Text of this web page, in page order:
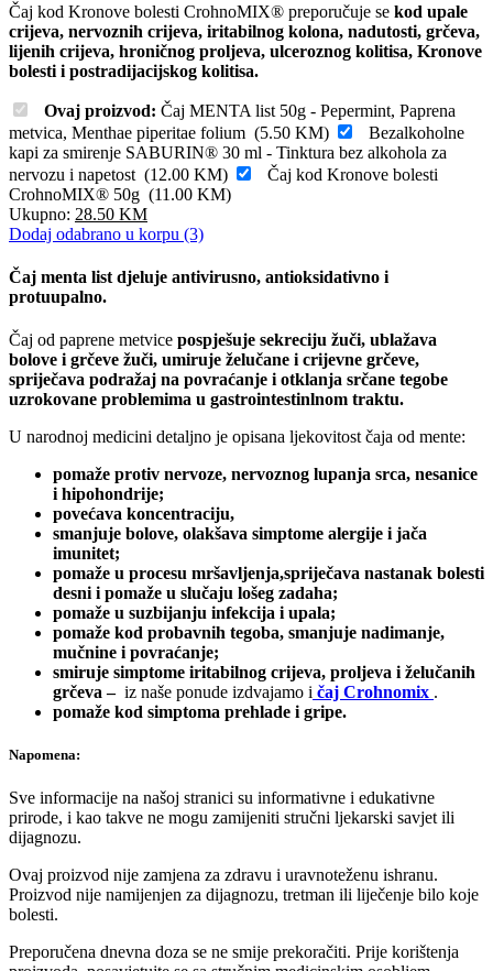
Čaj kod Kronove bolesti CrohnoMIX® preporučuje se kod upale
crijeva, nervoznih crijeva, iritabilnog kolona, nadutosti, grčeva,
lijenih crijeva, hroničnog proljeva, ulceroznog kolitisa, Kronove
bolesti i postradijacijskog kolitisa.
Ovaj proizvod: Čaj MENTA list 50g - Pepermint, Paprena
metvica, Menthae piperitae folium (5.50 KM)
Bezalkoholne
kapi za smirenje SABURIN® 30 ml - Tinktura bez alkohola za
nervozu i napetost (12.00 KM)
Čaj kod Kronove bolesti
CrohnoMIX® 50g (11.00 KM)
Ukupno: 28.50 KM
Dodaj odabrano u korpu (3)
Čaj menta list djeluje antivirusno, antioksidativno i
protuupalno.
Čaj od paprene metvice pospješuje sekreciju žuči, ublažava
bolove i grčeve žuči, umiruje želučane i crijevne grčeve,
spriječava podražaj na povraćanje i otklanja srčane tegobe
uzrokovane problemima u gastrointestinlnom traktu.
U narodnoj medicini detaljno je opisana ljekovitost čaja od mente:
pomaže protiv nervoze, nervoznog lupanja srca, nesanice
i hipohondrije;
povećava koncentraciju,
smanjuje bolove, olakšava simptome alergije i jača
imunitet;
pomaže u procesu mršavljenja,spriječava nastanak bolesti
desni i pomaže u slučaju lošeg zadaha;
pomaže u suzbijanju infekcija i upala;
pomaže kod probavnih tegoba, smanjuje nadimanje,
mučnine i povraćanje;
smiruje simptome iritabilnog crijeva, proljeva i želučanih
grčeva – iz naše ponude izdvajamo i čaj Crohnomix .
pomaže kod simptoma prehlade i gripe.
Napomena:
Sve informacije na našoj stranici su informativne i edukativne
prirode, i kao takve ne mogu zamijeniti stručni ljekarski savjet ili
dijagnozu.
Ovaj proizvod nije zamjena za zdravu i uravnoteženu ishranu.
Proizvod nije namijenjen za dijagnozu, tretman ili liječenje bilo koje
bolesti.
Preporučena dnevna doza se ne smije prekoračiti. Prije korištenja